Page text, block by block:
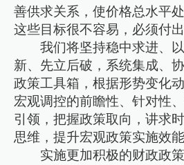
善供求关系，使价格总水平
这些目标很不容易，必须付出
我们将坚持稳中求进、
新、先立后破，系统集成、
政策工具箱，根据形势变化
宏观调控的前瞻性、针对性
引领，把握政策取向，讲求
思维，提升宏观政策实施效能
实施更加积极的财政政